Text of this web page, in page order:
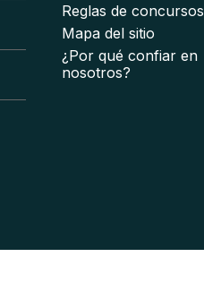
Reglas de concursos
Mapa del sitio
¿Por qué confiar en
nosotros?